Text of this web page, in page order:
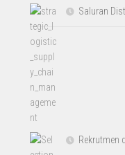
Saluran
Rekrutmen